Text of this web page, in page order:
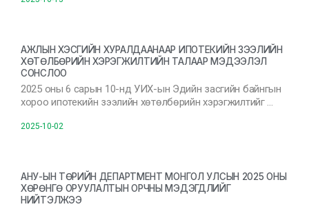
АЖЛЫН ХЭСГИЙН ХУРАЛДААНААР ИПОТЕКИЙН ЗЭЭЛИЙН
ХӨТӨЛБӨРИЙН ХЭРЭГЖИЛТИЙН ТАЛААР МЭДЭЭЛЭЛ
СОНСЛОО
2025 оны 6 сарын 10-нд УИХ-ын Эдийн засгийн байнгын
хороо ипотекийн зээлийн хөтөлбөрийн хэрэгжилтийг …
2025-10-02
АНУ-ЫН ТӨРИЙН ДЕПАРТМЕНТ МОНГОЛ УЛСЫН 2025 ОНЫ
ХӨРӨНГӨ ОРУУЛАЛТЫН ОРЧНЫ МЭДЭГДЛИЙГ
НИЙТЭЛЖЭЭ